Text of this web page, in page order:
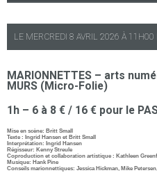
LE MERCREDI 8 AVRIL 2026 À 11H00
MARIONNETTES – arts
MURS (Micro-Folie)
1h – 6 à 8 € / 16 € pour le
Mise en scène: Britt Small
Texte : Ingrid Hansen et Britt Small
Interprétation: Ingrid Hansen
Régisseur: Kenny Streule
Coproduction et collaboration artistique : Kathleen
Musique: Hank Pine
Conseils marionnettiques: Jessica Hickman, Mike